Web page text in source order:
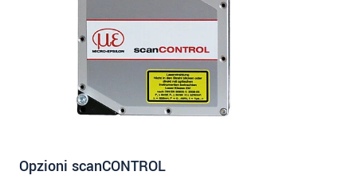
Opzioni scanCONTROL